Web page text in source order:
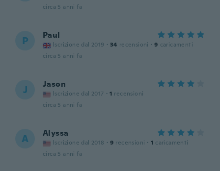
circa 5 anni fa
P Paul
Iscrizione dal 2019 · 34 recensioni · 9 caricamenti
circa 5 anni fa
J Jason
Iscrizione dal 2017 · 1 recensioni
circa 5 anni fa
A Alyssa
Iscrizione dal 2018 · 9 recensioni · 1 caricamenti
circa 5 anni fa